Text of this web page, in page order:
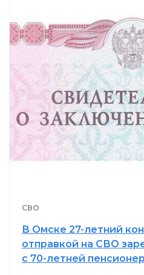
СВО
В Омске 27-летний
отправкой на СВО
с 70-летней